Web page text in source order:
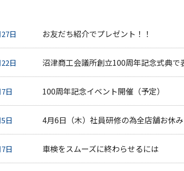
日 お友だち紹介でプレゼント！！
日 沼津商工会議所創立100周年記念式典で
日 100周年記念イベント開催（予定）
日 4月6日（木）社員研修の為全店舗お休
日 車検をスムーズに終わらせるには